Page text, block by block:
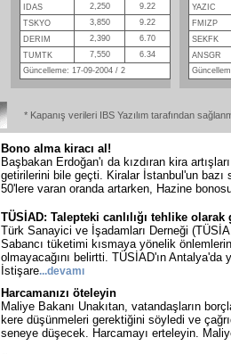
IDAS
2,250
9.22
TSKYO
3,850
9.22
DERIM
2,390
6.70
TUMTK
7,550
6.34
Güncelleme: 17-09-2004 / 2
YAZIC
FMIZP
SEKFK
ANSGR
* Kapanış verileri IBS Yazılım tarafından
Bono alma kiracı al!
Başbakan Erdoğan'ı da kızdıran kira
getirilerini bile geçti. Kiralar İstanbul'un bazı
50'lere varan oranda artarken, Hazine
TÜSİAD: Talepteki canlılığı tehlike
Türk Sanayici ve İşadamları Derneği
Sabancı tüketimi kısmaya yönelik
olmayacağını belirtti. TÜSİAD'ın Antalya'da
İstişare...devamı
Harcamanızı öteleyin
Maliye Bakanı Unakıtan, vatandaşların
kere düşünmeleri gerektiğini söyledi ve
seneye düşecek. Harcamayı erteleyin.